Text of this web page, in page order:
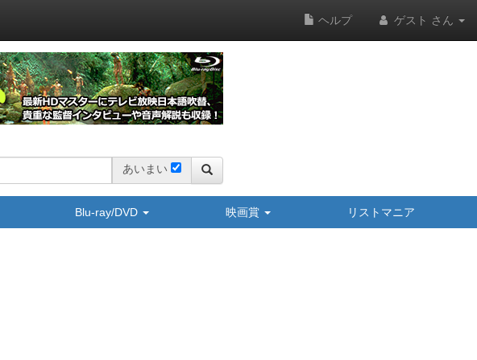
ヘルプ ゲスト さん
あいまい
Blu-ray/DVD 映画賞 リストマニア